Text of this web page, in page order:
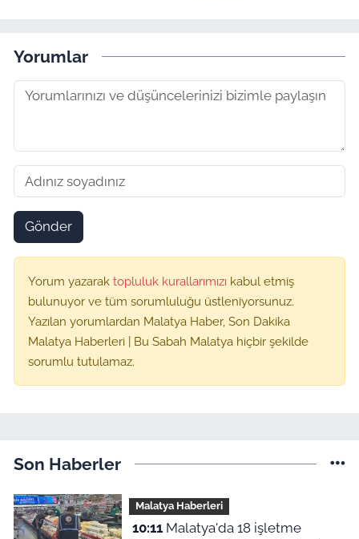
Yorumlar
Gönder
Yorum yazarak topluluk kurallarımızı kabul etmiş
bulunuyor ve tüm sorumluluğu üstleniyorsunuz.
Yazılan yorumlardan Malatya Haber, Son Dakika
Malatya Haberleri | Bu Sabah Malatya hiçbir şekilde
sorumlu tutulamaz.
Son Haberler
Malatya Haberleri
10:11Malatya'da 18 işletme